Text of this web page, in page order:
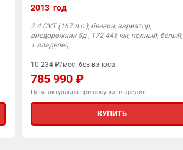
2013 год
2.4 CVT (167 л.с.), бензин, вариатор,
внедорожник 5д., 172 446 км, полный, белый,
1 владелец
10 234 ₽/мес. без взноса
785 990 ₽
Цена актуальна при покупке в кредит
КУПИТЬ